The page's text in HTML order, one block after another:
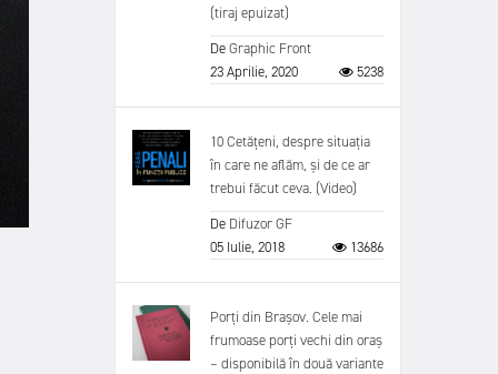
(tiraj epuizat)
DeGraphic Front
23 Aprilie, 2020
5238
10 Cetățeni, despre situația
în care ne aflăm, și de ce ar
trebui făcut ceva. (Video)
De Difuzor GF
05 Iulie, 2018
13686
Porți din Brașov. Cele mai
frumoase porți vechi din oraș
– disponibilă în două variante